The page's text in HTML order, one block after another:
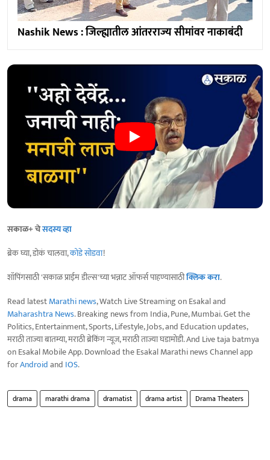
Nashik News : जिल्ह्यातील आंतरराज्य सीमांवर नाकाबंदी
सकाळ+ चेसदस्य व्हा
ब्रेक घ्या, डोकं चालवा,कोडे सोडवा!
शॉपिंगसाठी 'सकाळ प्राईम डील्स'च्या भन्नाट ऑफर्स पाहण्यासाठीक्लिक करा.
Read latestMarathi news, Watch Live Streaming on Esakal and
Maharashtra News. Breaking news from India, Pune, Mumbai. Get the
Politics, Entertainment, Sports, Lifestyle, Jobs, and Education updates,
मराठी ताज्या बातम्या, मराठी ब्रेकिंग न्यूज, मराठी ताज्या घडामोडी. And Live taja batmya
on Esakal Mobile App. Download the Esakal Marathi news Channel app
forAndroidand IOS.
drama marathi drama dramatist drama artist Drama Theaters